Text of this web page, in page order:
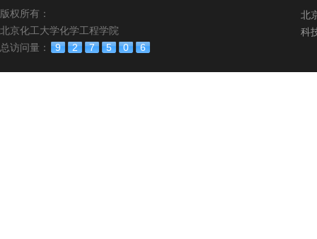
版权所有：
北京化工大学化学工程学院
总访问量：
9 2 7 5 0 6
北
科